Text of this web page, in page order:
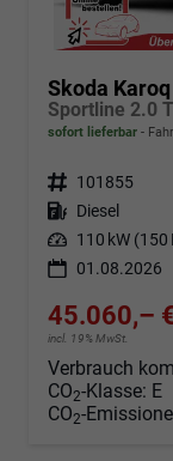
Skoda Karoq
sofort lieferbar
Fahrzeugnr. 101855
Kraftstoff Diesel
Leistung 110 kW (150
01.08.2026
45.060,–
incl. 19% MwSt.
Verbrauch
CO2-Klasse: E
CO2-